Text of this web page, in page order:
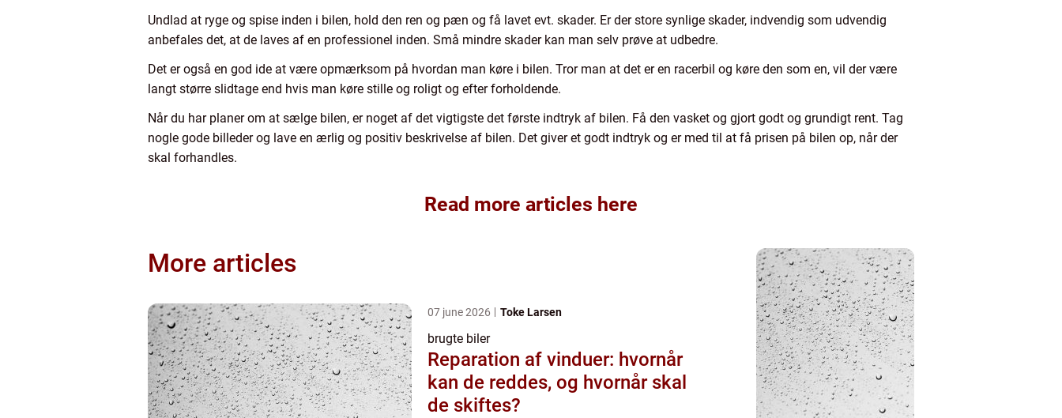
Undlad at ryge og spise inden i bilen, hold den ren og pæn og få lavet evt. skader. Er der store synlige skader, indvendig som udvendig
anbefales det, at de laves af en professionel inden. Små mindre skader kan man selv prøve at udbedre.
Det er også en god ide at være opmærksom på hvordan man køre i bilen. Tror man at det er en racerbil og køre den som en, vil der være
langt større slidtage end hvis man køre stille og roligt og efter forholdende.
Når du har planer om at sælge bilen, er noget af det vigtigste det første indtryk af bilen. Få den vasket og gjort godt og grundigt rent. Tag
nogle gode billeder og lave en ærlig og positiv beskrivelse af bilen. Det giver et godt indtryk og er med til at få prisen på bilen op, når der
skal forhandles.
Read more articles here
More articles
07 june 2026 Toke Larsen
brugte biler
Reparation af vinduer: hvornår
kan de reddes, og hvornår skal
de skiftes?